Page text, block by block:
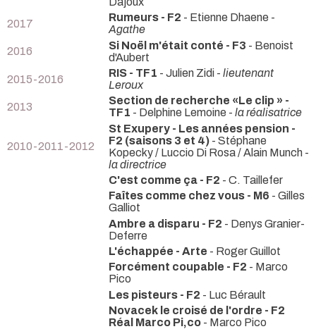
2017
Rumeurs - F2 - Etienne Dhaene -
Agathe
2016
Si Noël m'était conté - F3 - Benoist
d'Aubert
2015-2016
RIS - TF1 - Julien Zidi - lieutenant
Leroux
2013
Section de recherche «Le clip » -
TF1 - Delphine Lemoine - la réalisatrice
2010-2011-2012
St Exupery - Les années pension -
F2 (saisons 3 et 4) - Stéphane
Kopecky / Luccio Di Rosa / Alain Munch -
la directrice
C'est comme ça - F2 - C. Taillefer
Faîtes comme chez vous - M6 - Gilles
Galliot
Ambre a disparu - F2 - Denys Granier-
Deferre
L'échappée - Arte - Roger Guillot
Forcément coupable - F2 - Marco
Pico
Les pisteurs - F2 - Luc Bérault
Novacek le croisé de l'ordre - F2
Réal Marco Pi,co - Marco Pico